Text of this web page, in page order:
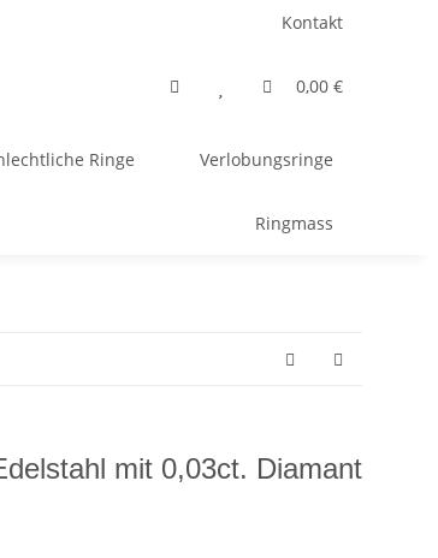
Kontakt
0,00 €
Ringe Verlobungsringe
Ringmass
mit 0,03ct. Diamant